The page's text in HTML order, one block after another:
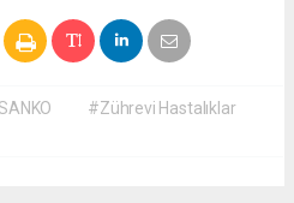
#Zührevi Hastalıklar